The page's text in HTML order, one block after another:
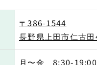
〒386-1544
長野県上田市仁古
月〜金 8:30-19:00